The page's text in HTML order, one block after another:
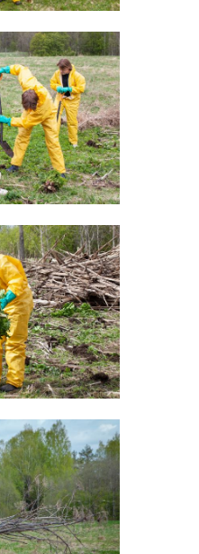
В Сертолово
открыли
памятник
участникам
группиро ...
07 мая, 11:15